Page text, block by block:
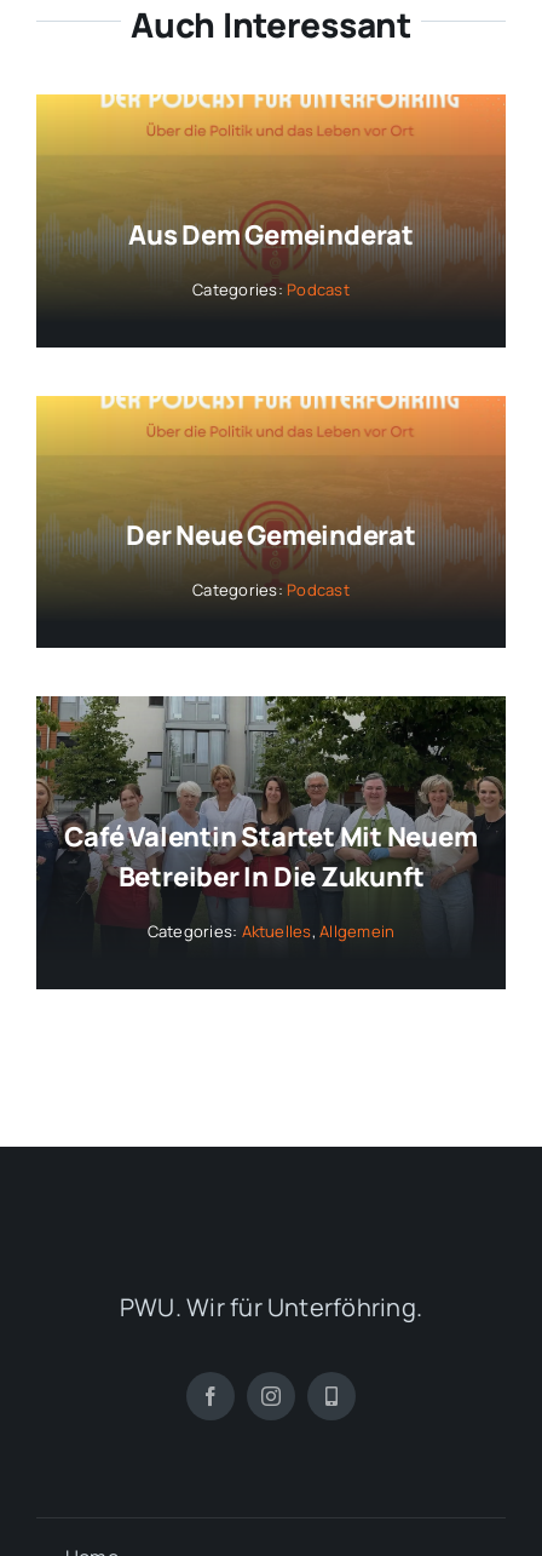
Auch Interessant
Aus Dem Gemeinderat
Categories: Podcast
Der Neue Gemeinderat
Categories: Podcast
Café Valentin Startet Mit Neuem
Betreiber In Die Zukunft
Categories: Aktuelles,Allgemein
PWU. Wir für Unterföhring.